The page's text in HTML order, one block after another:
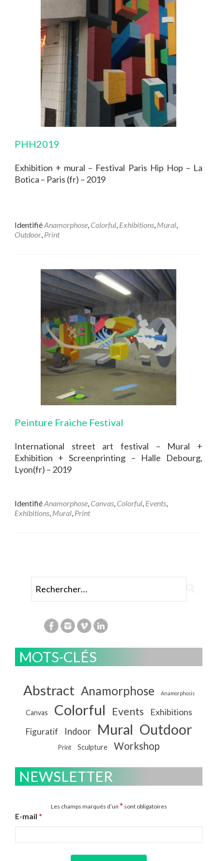
PHH2019
Exhibition + mural – Festival Paris Hip Hop – La
Botica – Paris (fr) – 2019
IdentifiéAnamorphose, Colorful, Exhibitions, Mural,
Outdoor, Print
Peinture Fraiche Festival
International street art festival – Mural +
Exhibition + Screenprinting – Halle Debourg,
Lyon(fr) – 2019
IdentifiéAnamorphose, Canvas, Colorful, Events,
Exhibitions, Mural, Print
MOTS-CLÉS
Abstract Anamorphose Anamorphosis
Canvas Colorful Events Exhibitions
Figuratif Indoor Mural Outdoor
Print Sculpture Workshop
NEWSLETTER
Les champs marqués d’un * sont obligatoires
E-mail *